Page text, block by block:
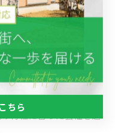
ることが大切です。ラ
ているか、広告や提携
ましょう。
引実績や利用者の口コ
いますが、情報が古かっ
ります。必ず複数の情
特性に合った会社を選
ちら